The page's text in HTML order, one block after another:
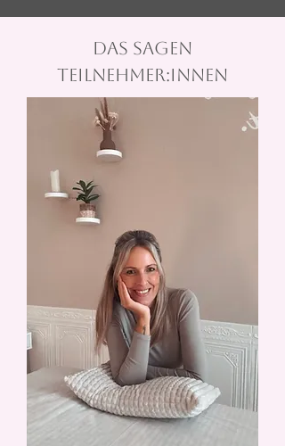
Das sagen
Teilnehmer:innen